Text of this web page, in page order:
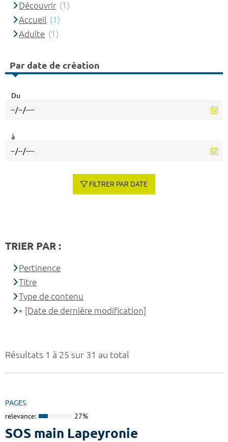
Résultats 1 à 25 sur 31 au total
PAGES
relevance: 27%
SOS main Lapeyronie
Découvrir (1)
Accueil (1)
Adulte (1)
Par date de création
Du
à
FILTRER PAR DATE
TRIER PAR :
Pertinence
Titre
Type de contenu
[Date de dernière modification]